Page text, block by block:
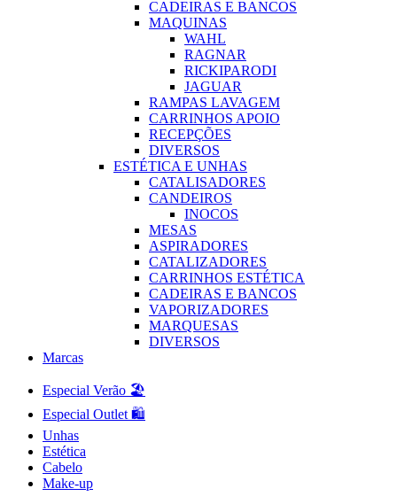
CADEIRAS E BANCOS
MAQUINAS
WAHL
RAGNAR
RICKIPARODI
JAGUAR
RAMPAS LAVAGEM
CARRINHOS APOIO
RECEPÇÕES
DIVERSOS
ESTÉTICA E UNHAS
CATALISADORES
CANDEIROS
INOCOS
MESAS
ASPIRADORES
CATALIZADORES
CARRINHOS ESTÉTICA
CADEIRAS E BANCOS
VAPORIZADORES
MARQUESAS
DIVERSOS
Marcas
Especial Verão 🏖️
Especial Outlet 🛍️
Unhas
Estética
Cabelo
Make-up